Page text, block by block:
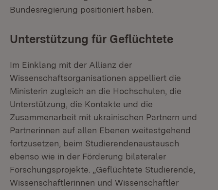
Bundesregierung positioniert haben.
Unterstützung für Geflüchtete
Im Einklang mit der Allianz der
Wissenschaftsorganisationen appelliert die
Ministerin zugleich an die Hochschulen, die
Unterstützung, die Kontakte und die
Zusammenarbeit mit ukrainischen Partnern und
Partnerinnen auf allen Ebenen weitestgehend
fortzusetzen, beim Studierendenaustausch
ebenso wie in der Förderung bilateraler
Forschungsprojekte. „Geflüchtete Studierende,
Wissenschaftlerinnen und Wissenschaftler